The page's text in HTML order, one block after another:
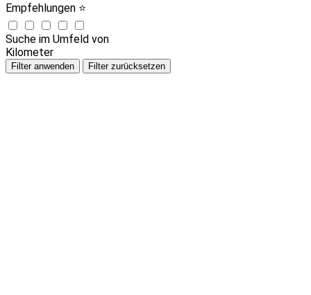
Empfehlungen ⭐
Suche im Umfeld von
Kilometer
Filter anwenden Filter zurücksetzen